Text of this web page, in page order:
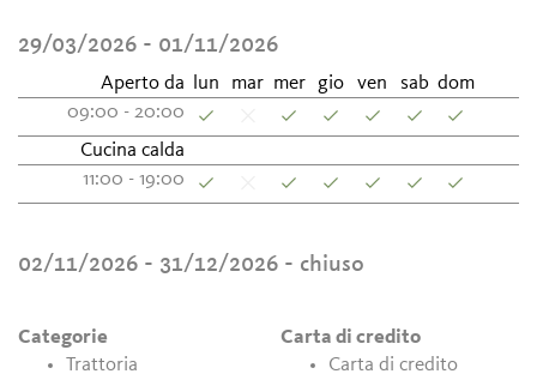
29/03/2026 - 01/11/2026
Aperto da lun mar mer gio ven sab dom
09:00 - 20:00
Cucina calda
11:00 - 19:00
02/11/2026 - 31/12/2026 - chiuso
Categorie
Trattoria
Carta di credito
Carta di credito